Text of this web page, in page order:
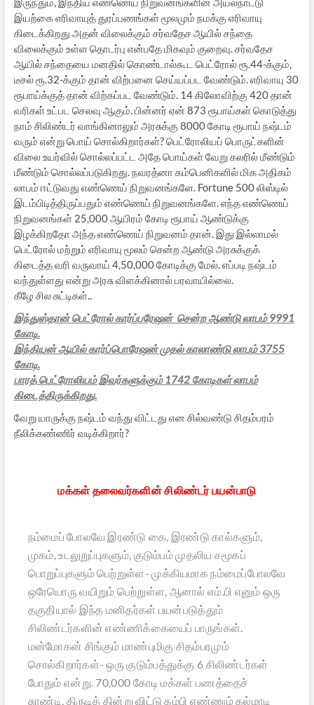
இயற்கை எரிவாயுத் துரப்பணங்கள் மூலமும் நமக்கு எரிவாயு
கிடைக்கிறது அதன் விலைக்கும் சர்வதேச ஆயில் சந்தை
விலைக்கும் உள்ள தொடர்பு என்பதே மிகவும் குறைவு. சர்வதேச
ஆயில் சந்தையை மனதில் கொண்டால்கூட பெட்ரோல் ரூ.44-க்கும்,
டீசல் ரூ.32-க்கும் தான் விற்பனை செய்யப்பட வேண்டும். எரிவாயு 30
ரூபாய்க்குத் தான் விற்கப்பட வேண்டும். 14 கிலோவிற்கு 420 தான்
வரிகள் உட்பட செலவு ஆகும். பின்னர் ஏன் 873 ரூபாய்கள் கொடுத்து
நாம் சிலிண்டர் வாங்கினாலும் அரசுக்கு 8000 கோடி ரூபாய் நஷ்டம்
வரும் என்று பொய் சொல்கிறார்கள்? பெட்ரோலியப் பொருட்களின்
விலை உயர்வில் சொல்லப்பட்ட அதே பொய்கள் வேறு கலரில் மீண்டும்
மீண்டும் சொல்லப்படுகிறது. நவரத்னா கம்பெனிகளில் மிக அதிகம்
லாபம் ஈட்டுவது எண்ணெய் நிறுவனங்களே. Fortune 500 லிஸ்டில்
இடம்பிடித்திருப்பதும் எண்ணெய் நிறுவனங்களே. எந்த எண்ணெய்
நிறுவனங்கள் 25,000 ஆயிரம் கோடி ரூபாய் ஆண்டுக்கு
இழக்கிறதோ அந்த எண்ணெய் நிறுவனம் தான். இது இல்லாமல்
பெட்ரோல் மற்றும் எரிவாயு மூலம் சென்ற ஆண்டு அரசுக்குக்
கிடைத்த வரி வருவாய் 4,50,000 கோடிக்கு மேல். எப்படி நஷ்டம்
வந்துள்ளது என்று அரசு விளக்கினால் பரவாயில்லை.
கீழே சில சுட்டிகள்..
இந்துஸ்தான் பெட்ரோல் கார்ப்பரேஷன் சென்ற ஆண்டு லாபம் 9991
கோடி.
இந்தியன் ஆயில் கார்ப்பொரேஷன் முதல் காலாண்டு லாபம் 3755
கோடி.
பாரத் பெட்ரோலியம் இவர்களுக்கும் 1742 கோடிகள் லாபம்
கிடைத்திருக்கிறது.
வேறு யாருக்கு நஷ்டம் வந்து விட்டது என சில்வண்டு சிதம்பரம்
நீலிக்கண்ணிர் வடிக்கிறார்?
மக்கள் தலைவர்களின் சிலிண்டர் பயன்பாடு
நம்மைப் போலவே இரண்டு கை, இரண்டு கால்களும்,
முகம், உடலுறுப்புகளும், குடும்பம் முதலிய சமூகப்
பொறுப்புகளும் பெற்றுள்ள- முக்கியமாக நம்மைப்போலவே
ஒரேயொரு வயிறும் பெற்றுள்ள, ஆனால் எம்.பி எனும் ஒரு
தகுதியால் இந்த மனிதர்கள் பயன்படுத்தும்
சிலிண்டர்களின் எண்ணிக்கையைப் பாருங்கள்.
மன்மோகன் சிங்கும் மாண்புமிகு சிதம்பரமும்
சொல்கிறார்கள்- ஒரு குடும்பத்துக்கு 6 சிலிண்டர்கள்
போதும் என்று. 70,000 கோடி மக்கள் பணத்தைச்
சுரண்டி, திருடித் தின்று விட்டு கம்பி எண்ணும் கல்மாடி